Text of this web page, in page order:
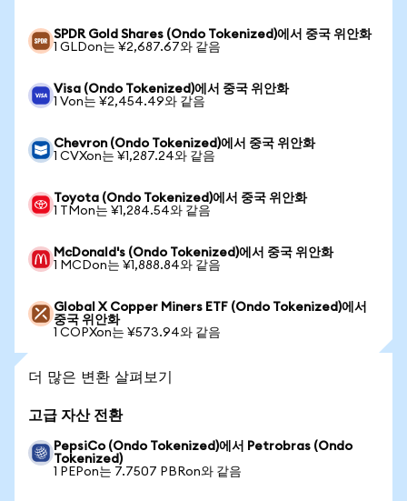
SPDR Gold Shares (Ondo Tokenized)에서 중국 위안화
1 GLDon는 ¥2,687.67와 같음
Visa (Ondo Tokenized)에서 중국 위안화
1 Von는 ¥2,454.49와 같음
Chevron (Ondo Tokenized)에서 중국 위안화
1 CVXon는 ¥1,287.24와 같음
Toyota (Ondo Tokenized)에서 중국 위안화
1 TMon는 ¥1,284.54와 같음
McDonald's (Ondo Tokenized)에서 중국 위안화
1 MCDon는 ¥1,888.84와 같음
Global X Copper Miners ETF (Ondo Tokenized)에서
중국 위안화
1 COPXon는 ¥573.94와 같음
더 많은 변환 살펴보기
고급 자산 전환
PepsiCo (Ondo Tokenized)에서 Petrobras (Ondo
Tokenized)
1 PEPon는 7.7507 PBRon와 같음